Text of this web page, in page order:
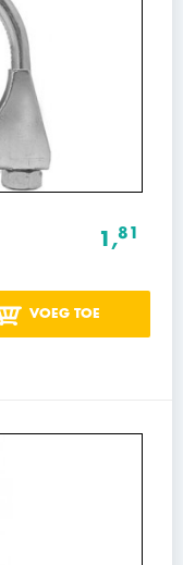
1,81
VOEG TOE